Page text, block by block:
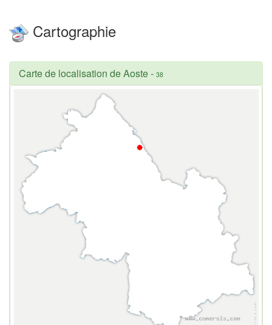
Cartographie
Carte de localisation de Aoste- 38